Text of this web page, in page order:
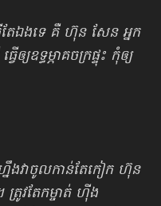
ែឯងទេ គឺ ហ៊ុន សែន អ្នក
យឧទ្ធម្ភាគចក្រផ្ទុះ កុំឲ្យ
ងវាចូលកាន់តែកៀក ហ៊ុន
រូវតែកម្ចាត់ ហ៊ីង